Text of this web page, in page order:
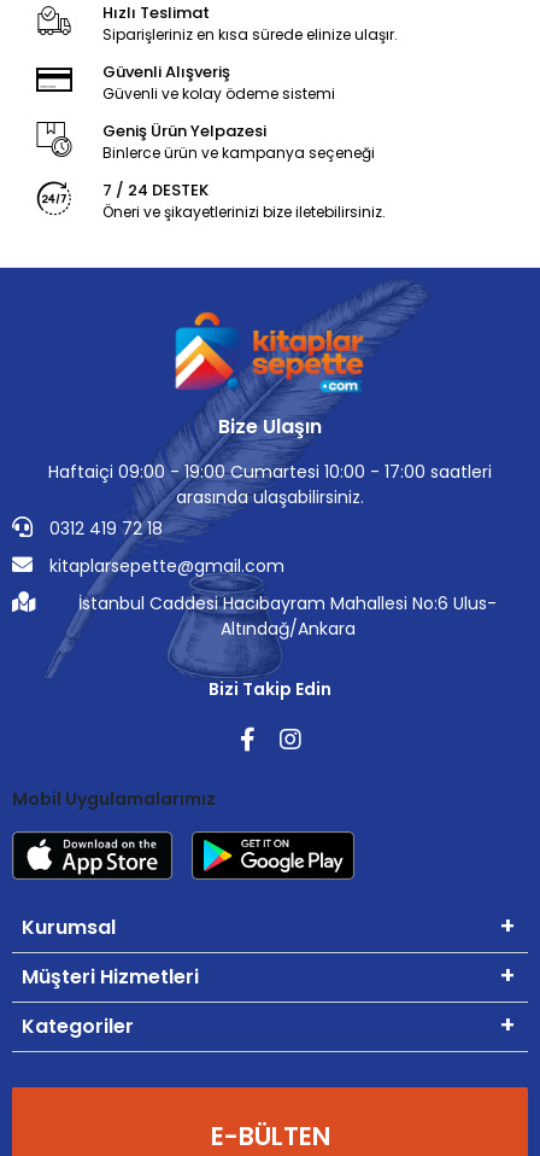
Hızlı Teslimat
Siparişleriniz en kısa sürede elinize ulaşır.
Güvenli Alışveriş
Güvenli ve kolay ödeme sistemi
Geniş Ürün Yelpazesi
Binlerce ürün ve kampanya seçeneği
7 / 24 DESTEK
Öneri ve şikayetlerinizi bize iletebilirsiniz.
Bize Ulaşın
Haftaiçi 09:00 - 19:00 Cumartesi 10:00 - 17:00 saatleri
arasında ulaşabilirsiniz.
0312 419 72 18
kitaplarsepette@gmail.com
İstanbul Caddesi Hacıbayram Mahallesi No:6 Ulus-
Altındağ/Ankara
Bizi Takip Edin
Mobil Uygulamalarımız
Kurumsal
Müşteri Hizmetleri
Kategoriler
E-BÜLTEN